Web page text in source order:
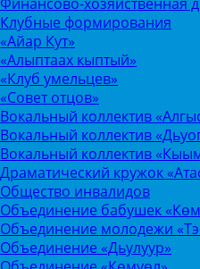
Клубные формирования
«Айар Кут»
«Алыптаах кыптый»
«Клуб умельцев»
«Совет отцов»
Вокальный коллектив
Вокальный коллектив
Вокальный коллектив
Драматический кружок
Общество инвалидов
Объединение бабушек
Объединение молодежи
Объединение «Дьулуур»